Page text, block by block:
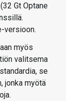
Gt Optane
versioon.
myös
valitsema
se
jonka myötä